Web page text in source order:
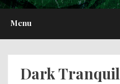
Menu
A PROPOS
Dark